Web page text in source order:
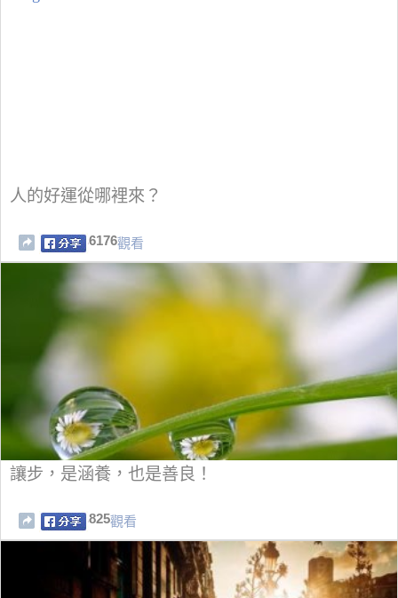
人的好運從哪裡來？
6176觀看
讓步，是涵養，也是善良！
825觀看